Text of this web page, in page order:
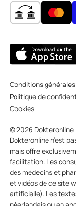
Conditions générales
Politique de
Cookies
© 2026 Dokteronline
Dokteronline n’est
mais offre
facilitation. Les
des médecins et
et vidéos de ce site
artificielle). Les